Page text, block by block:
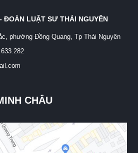
ĐOÀN LUẬT SƯ THÁI NGUYÊN
phường Đồng Quang, Tp Thái Nguyên
CHÂU